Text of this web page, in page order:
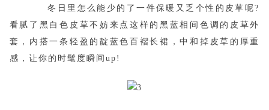
冬日里怎么能少的了一件保暖又乏个性的皮草呢?
看腻了黑白色皮草不妨来点这样的黑蓝相间色调的皮草外
套，内搭一条轻盈的靛蓝色百褶长裙，中和掉皮草的厚重
感，让你的时髦度瞬间up!